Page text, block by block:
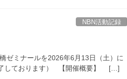
NBN活動記録
ゼミナールを2026年6月13日（土）に
了しております） 【開催概要】 […]